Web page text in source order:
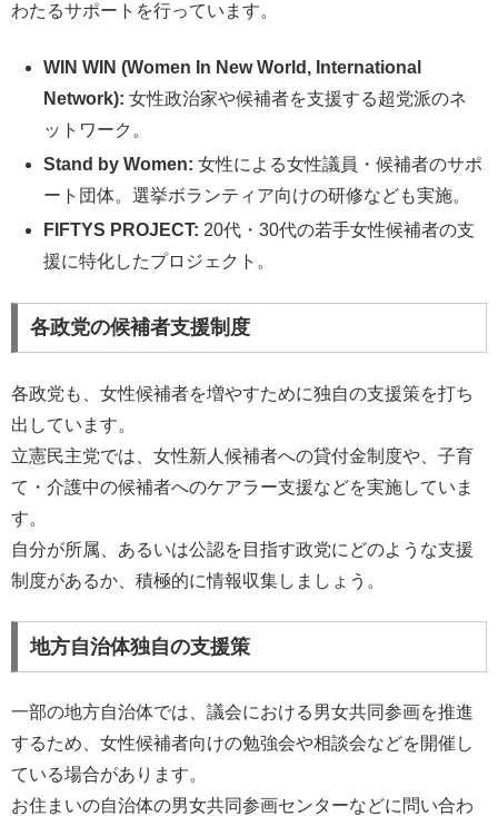
わたるサポートを行っています。
WIN WIN (Women In New World, International
Network): 女性政治家や候補者を支援する超党派のネ
ットワーク。
Stand by Women: 女性による女性議員・候補者のサポ
ート団体。選挙ボランティア向けの研修なども実施。
FIFTYS PROJECT: 20代・30代の若手女性候補者の支
援に特化したプロジェクト。
各政党の候補者支援制度
各政党も、女性候補者を増やすために独自の支援策を打ち
出しています。
立憲民主党では、女性新人候補者への貸付金制度や、子育
て・介護中の候補者へのケアラー支援などを実施していま
す。
自分が所属、あるいは公認を目指す政党にどのような支援
制度があるか、積極的に情報収集しましょう。
地方自治体独自の支援策
一部の地方自治体では、議会における男女共同参画を推進
するため、女性候補者向けの勉強会や相談会などを開催し
ている場合があります。
お住まいの自治体の男女共同参画センターなどに問い合わ